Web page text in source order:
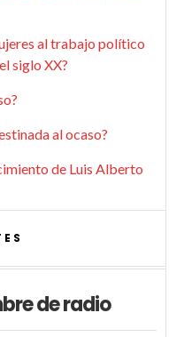
al trabajo político
siglo XX?
al ocaso?
de Luis Alberto
de radio